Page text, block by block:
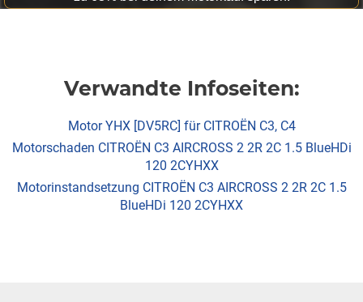
Verwandte Infoseiten:
Motor YHX [DV5RC] für CITROËN C3, C4
Motorschaden CITROËN C3 AIRCROSS 2 2R 2C 1.5 BlueHDi
120 2CYHXX
Motorinstandsetzung CITROËN C3 AIRCROSS 2 2R 2C 1.5
BlueHDi 120 2CYHXX